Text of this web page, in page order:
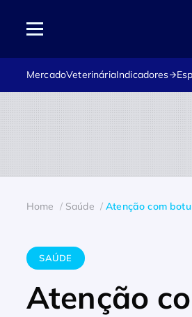
MercadoVeterináriaIndicadores
Home Saúde Atenção com
SAÚDE
Atenção